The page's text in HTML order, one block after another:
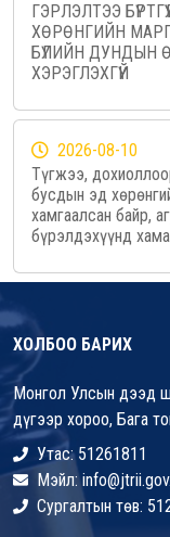
ГЭРЛЭЛТЭЭ
ХӨРӨНГИЙН
БҮЛИЙН ДУНДЫН
ХЭРЭГЛЭХГҮЙ
2026-08-10
Түгжээ,
бусдын эд
хамгаалсан байр,
бүрэлдэхүүнд
ХОЛБОО БАРИХ
Монгол Улсын дээд
дүгээр хороо, Бага
Утас: 51261811
Мэйл:
Сургалтын төв: